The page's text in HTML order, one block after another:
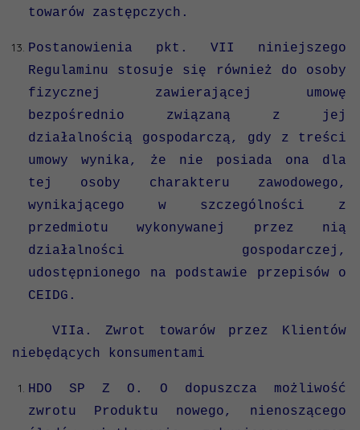
towarów zastępczych.
Postanowienia pkt. VII niniejszego
Regulaminu stosuje się również do osoby
fizycznej zawierającej umowę
bezpośrednio związaną z jej
działalnością gospodarczą, gdy z treści
umowy wynika, że nie posiada ona dla
tej osoby charakteru zawodowego,
wynikającego w szczególności z
przedmiotu wykonywanej przez nią
działalności gospodarczej,
udostępnionego na podstawie przepisów o
CEIDG.
VIIa. Zwrot towarów przez Klientów
niebędących konsumentami
HDO SP Z O. O dopuszcza możliwość
zwrotu Produktu nowego, nienoszącego